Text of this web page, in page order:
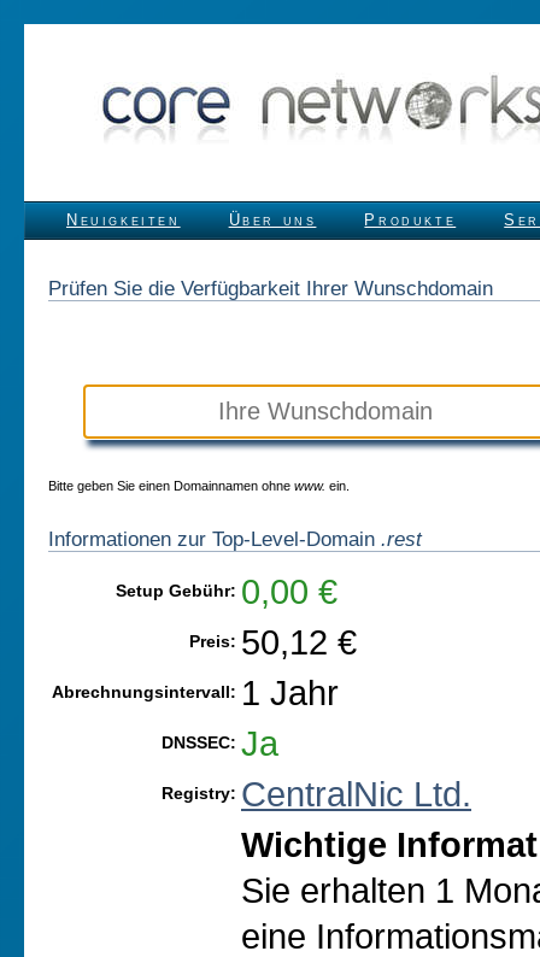
Neuigkeiten Über uns Produkte
Prüfen Sie die Verfügbarkeit Ihrer Wunschdomain
Bitte geben Sie einen Domainnamen ohne www. ein.
Informationen zur Top-Level-Domain .rest
Setup Gebühr: 0,00 €
Preis: 50,12 €
Abrechnungsintervall: 1 Jahr
DNSSEC: Ja
Registry: CentralNic Ltd.
Wichtige
Sie erhalten 1
eine